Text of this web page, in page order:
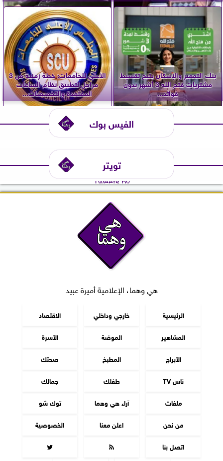
بنك التعمير والإسكان يتيح تقسيط
مشتريات فتح الله 3 أشهر بدون
فوائد...
الأعلى للجامعات: خطة زمنية من 3
مراحل لتطبيق نظام الساعات
المعتمدة والتخصصات...
الفيس بوك
تويتر
Tweets by
هي وهما، الإعلامية أميرة عبيد
الرئيسية خارجي وداخلي
الاقتصاد
المشاهير
الموضة
الأسرة
الأبراج
المطبخ
صحتك
ناس TV
طفلك
جمالك
ملفات
آراء هي وهما
توك شو
من نحن
اعلن معنا
الخصوصية
اتصل بنا

